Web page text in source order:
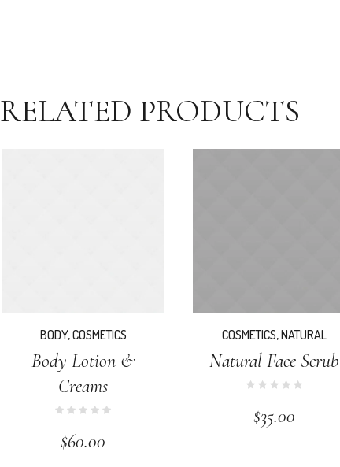
RELATED PRODUCTS
BODY,COSMETICS
Body Lotion &
Creams
$60.00
COSMETICS,NATURAL
Natural Face Scrub
$35.00